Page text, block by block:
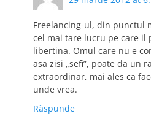
Freelancing-ul, din punctul
cel mai tare lucru pe care il
libertina. Omul care nu e
asa zisi „sefi”, poate da un
extraordinar, mai ales ca
unde vrea.
Răspunde